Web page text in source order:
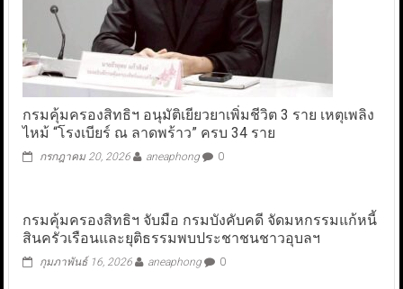
กรมคุ้มครองสิทธิฯ อนุมัติเยียวยาเพิ่มชีวิต 3 ราย เหตุเพลิง
ไหม้ “โรงเบียร์ ณ ลาดพร้าว” ครบ 34 ราย
กรกฎาคม 20, 2026 aneaphong 0
กรมคุ้มครองสิทธิฯ จับมือ กรมบังคับคดี จัดมหกรรมแก้หนี้
สินครัวเรือนและยุติธรรมพบประชาชนชาวอุบลฯ
กุมภาพันธ์ 16, 2026 aneaphong 0